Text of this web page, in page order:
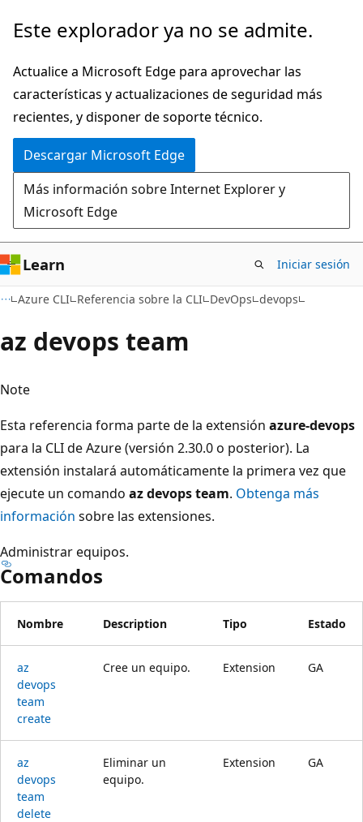
Ir
contenido
principal
Ir
la
navegación
en
la
página
Este explorador ya no se admite.
Actualice a Microsoft Edge para aprovechar las
características y actualizaciones de seguridad más
recientes, y disponer de soporte técnico.
Descargar Microsoft Edge
Más información sobre Internet Explorer y
Microsoft Edge
Learn Iniciar sesión
Azure CLI Referencia sobre la CLI DevOps devops
az devops team
Note
Esta referencia forma parte de la extensión azure-devops
para la CLI de Azure (versión 2.30.0 o posterior). La
extensión instalará automáticamente la primera vez que
ejecute un comando az devops team. Obtenga más
información sobre las extensiones.
Administrar equipos.
Comandos
Nombre Description Tipo Estado
az
devops
team
create
Cree un equipo. Extension GA
az
devops
team
delete
Eliminar un
equipo.
Extension GA